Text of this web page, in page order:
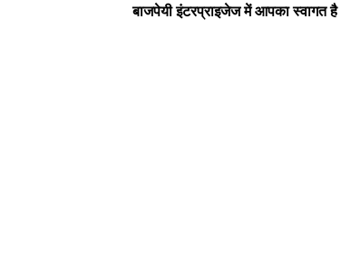
न्यू बाइक हास्पिटल डलमऊ रोड डलमऊ मुराई बाग